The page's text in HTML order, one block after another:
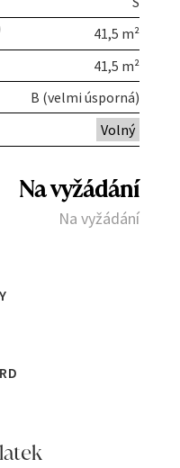
41,5 m²
41,5 m²
B (velmi úsporná)
Volný
Na vyžádání
Na vyžádání